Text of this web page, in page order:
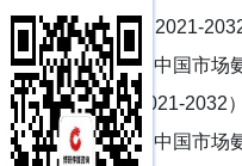
未来趋势（2021-2032
1.4.1 中国市场
增长率（2021-2032）
1.4.2 中国市场